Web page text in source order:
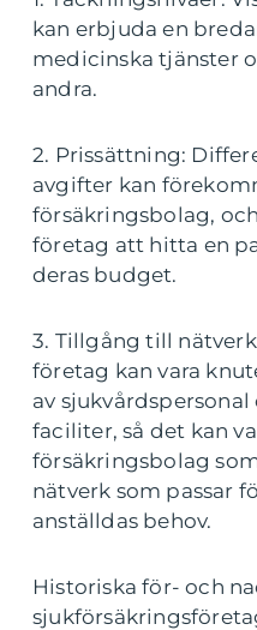
kan erbjuda en
medicinska tjänster
andra.
2. Prissättning:
avgifter kan
försäkringsbolag,
företag att hitta en
deras budget.
3. Tillgång till
företag kan vara
av
faciliter, så det kan
försäkringsbolag
nätverk som passar
anställdas behov.
Historiska för- och